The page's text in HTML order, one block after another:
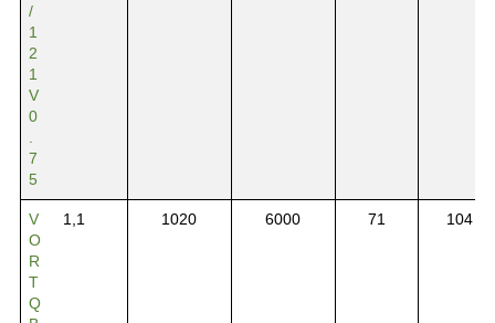
/
1
2
1
V
0
7
5
V
O
R
T
Q
1,1 1020 6000 71 104